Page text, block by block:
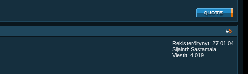
#5
Rekisteröitynyt: 27.01.04
Sijainti: Sastamala
Viestit: 4.019